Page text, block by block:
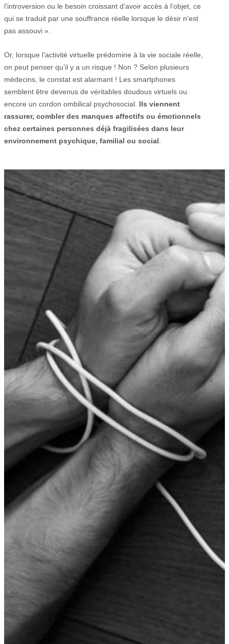
l’introversion ou le besoin croissant d’avoir accès à l’objet, ce
qui se traduit par une souffrance réelle lorsque le désir n’est
pas assouvi ».
Or, lorsque l’activité virtuelle prédomine à la vie sociale réelle,
on peut penser qu’il y a un risque ! Non ? Selon plusieurs
médecins, le constat est alarmant ! Les smartphones
semblent être devenus de véritables doudous virtuels ou
encore un cordon ombilical psychosocial. Ils viennent
rassurer, combler des manques affectifs ou émotionnels
chez certaines personnes déjà fragilisées dans leur
environnement psychique, familial ou social